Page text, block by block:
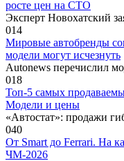
росте цен на СТО
Эксперт Новохатский
014
Мировые автобренды
модели могут исчезнуть
Autonews перечислил
018
Топ-5 самых
Модели и цены
«Автостат»: продажи
040
От Smart до Ferrari. На
ЧМ-2026